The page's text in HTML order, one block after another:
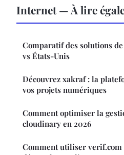
Internet — À lire
Comparatif des solutions
vs États-Unis
Découvrez xakraf : la
vos projets numériques
Comment optimiser la
cloudinary en 2026
Comment utiliser verif.com